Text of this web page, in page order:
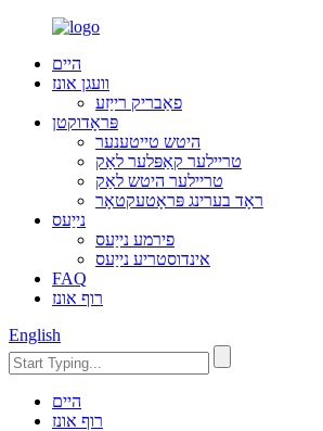
היים
וועגן אונז
פאַבריק רייַזע
פּראָדוקטן
היטש טייטענער
טריילער קאַפּלער לאַק
טריילער היטש לאַק
ראָד בערינג פּראָטעקטאָר
נייַעס
פירמע נייַעס
אינדוסטריע נייַעס
FAQ
רוף אונז
English
היים
רוף אונז